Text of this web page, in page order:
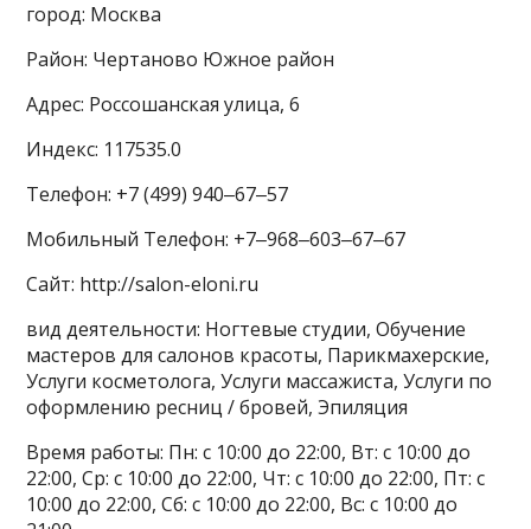
город: Москва
Район: Чертаново Южное район
Адрес: Россошанская улица, 6
Индекс: 117535.0
Телефон: +7 (499) 940‒67‒57
Мобильный Телефон: +7‒968‒603‒67‒67
Сайт: http://salon-eloni.ru
вид деятельности: Ногтевые студии, Обучение
мастеров для салонов красоты, Парикмахерские,
Услуги косметолога, Услуги массажиста, Услуги по
оформлению ресниц / бровей, Эпиляция
Время работы: Пн: с 10:00 до 22:00, Вт: с 10:00 до
22:00, Ср: с 10:00 до 22:00, Чт: с 10:00 до 22:00, Пт: с
10:00 до 22:00, Сб: с 10:00 до 22:00, Вс: с 10:00 до